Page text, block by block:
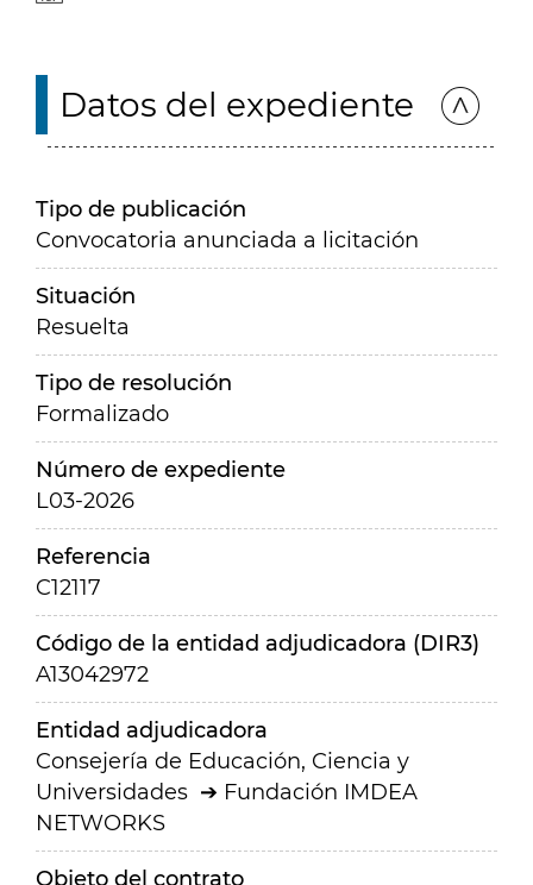
Datos del expediente
Tipo de publicación
Convocatoria anunciada a licitación
Situación
Resuelta
Tipo de resolución
Formalizado
Número de expediente
L03-2026
Referencia
C12117
Código de la entidad adjudicadora (DIR3)
A13042972
Entidad adjudicadora
Consejería de Educación, Ciencia y
Universidades
Fundación IMDEA
NETWORKS
Objeto del contrato